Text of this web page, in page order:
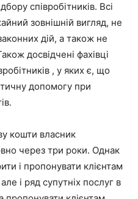
співробітників. Всі
зовнішній вигляд, не
дій, а також не
досвідчені фахівці
, у яких є, що
допомогу при
кошти власник
через три роки. Однак
і пропонувати клієнтам
і ряд супутніх послуг в